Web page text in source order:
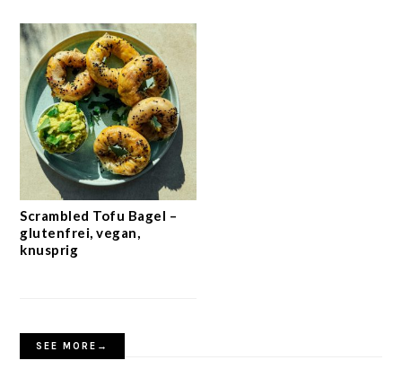
Scrambled Tofu Bagel –
glutenfrei, vegan,
knusprig
SEE MORE→